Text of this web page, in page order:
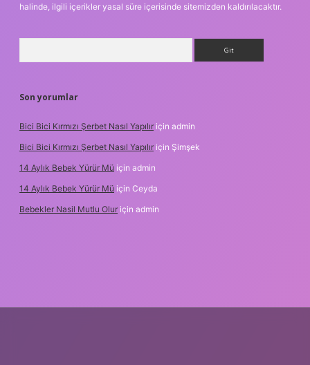
halinde, ilgili içerikler yasal süre içerisinde sitemizden kaldırılacaktır.
Son yorumlar
Bici Bici Kırmızı Şerbet Nasıl Yapılır için admin
Bici Bici Kırmızı Şerbet Nasıl Yapılır için Şimşek
14 Aylık Bebek Yürür Mü için admin
14 Aylık Bebek Yürür Mü için Ceyda
Bebekler Nasil Mutlu Olur için admin